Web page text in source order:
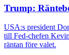
Trump:
USA:s president
till Fed-chefen
räntan före valet.